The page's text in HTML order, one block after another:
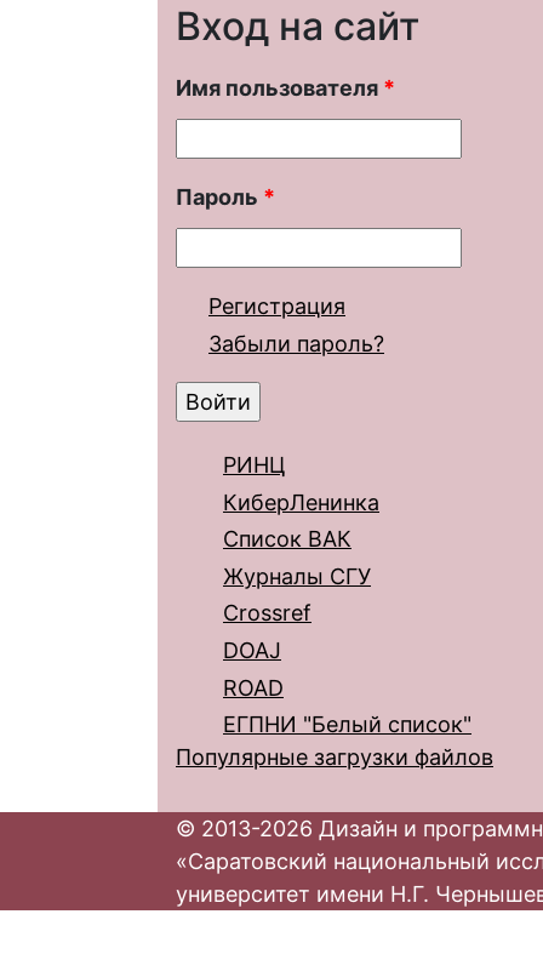
Вход на сайт
Имя пользователя *
Пароль *
Регистрация
Забыли пароль?
РИНЦ
КиберЛенинка
Список ВАК
Журналы СГУ
Crossref
DOAJ
ROAD
ЕГПНИ "Белый список"
Популярные загрузки файлов
© 2013-2026 Дизайн и
«Саратовский национальный
университет имени Н.Г.